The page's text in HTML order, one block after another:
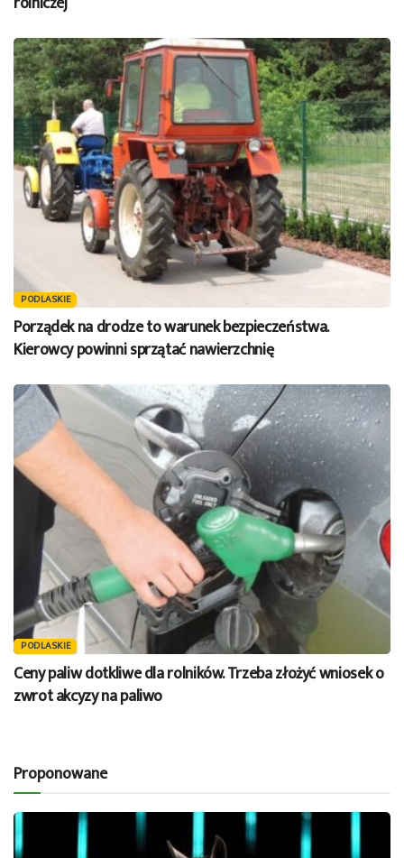
PODLASKIE
Porządek na drodze to warunek bezpieczeństwa.
Kierowcy powinni sprzątać nawierzchnię
PODLASKIE
Ceny paliw dotkliwe dla rolników. Trzeba złożyć wniosek o
zwrot akcyzy na paliwo
Proponowane